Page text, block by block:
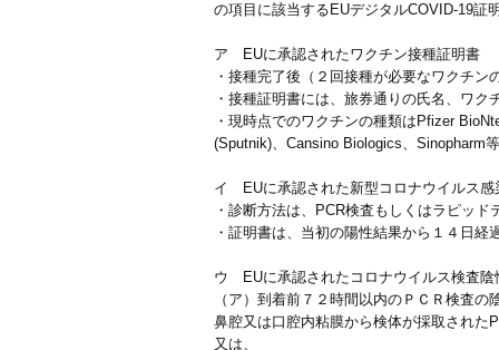
の項目に該当するEUデジタルCOVID-19証
ア EUに承認されたワクチン接種証明書
・接種完了後（２回接種が必要なワクチ
・接種証明書には、旅券通りの氏名、ワ
・現時点でのワクチンの種類はPfizer
(Sputnik)、Cansino Biologics、Sinopharm
イ EUに承認された新型コロナウイルス感
・診断方法は、PCR検査もしくはラピッ
・証明書は、当初の陽性結果から１４日
ウ EUに承認されたコロナウイルス検査陰
（ア）到着前７２時間以内のＰＣＲ検査の
鼻腔又は口腔内粘膜から検体が採取された
又は、